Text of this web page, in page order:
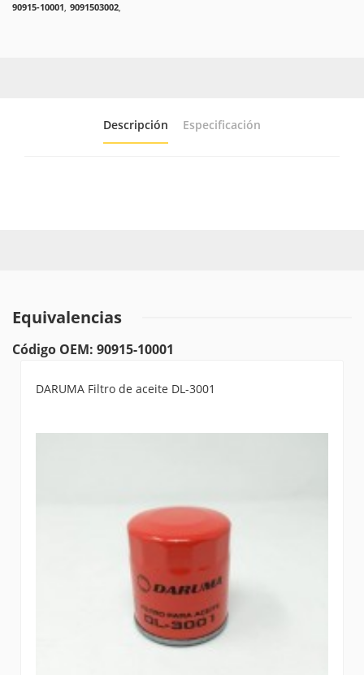
90915-10001, 9091503002,
Descripción Especificación
Equivalencias
Código OEM: 90915-10001
DARUMA Filtro de aceite DL-3001